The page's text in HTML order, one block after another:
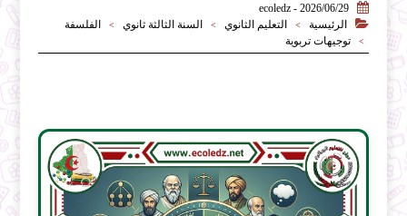

2026/06/29 - ecoledz

الرئيسية > التعليم الثانوي > السنة الثالثة ثانوي > الفلسفة
> توجيهات تربوية